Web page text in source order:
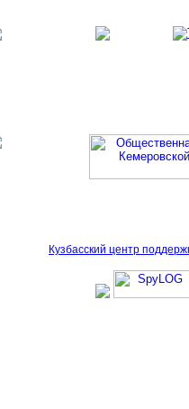
Кузбасский центр